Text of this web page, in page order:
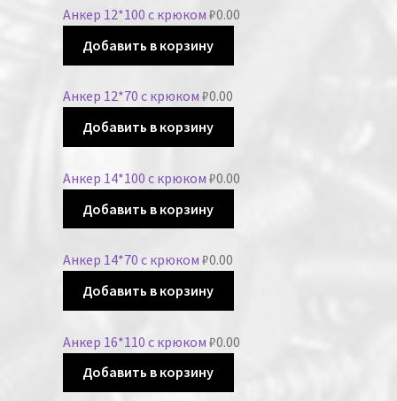
Анкер 12*100 с крюком ₽0.00
Добавить в корзину
Анкер 12*70 с крюком ₽0.00
Добавить в корзину
Анкер 14*100 с крюком ₽0.00
Добавить в корзину
Анкер 14*70 с крюком ₽0.00
Добавить в корзину
Анкер 16*110 с крюком ₽0.00
Добавить в корзину